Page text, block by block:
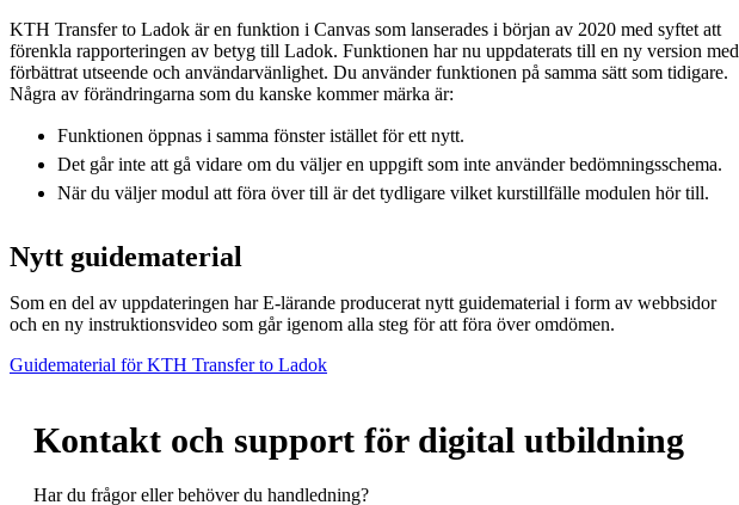
KTH Transfer to Ladok är en funktion i Canvas som lanserades i början av 2020 med syftet att
förenkla rapporteringen av betyg till Ladok. Funktionen har nu uppdaterats till en ny version med
förbättrat utseende och användarvänlighet. Du använder funktionen på samma sätt som tidigare.
Några av förändringarna som du kanske kommer märka är:
Funktionen öppnas i samma fönster istället för ett nytt.
Det går inte att gå vidare om du väljer en uppgift som inte använder bedömningsschema.
När du väljer modul att föra över till är det tydligare vilket kurstillfälle modulen hör till.
Nytt guidematerial
Som en del av uppdateringen har E-lärande producerat nytt guidematerial i form av webbsidor
och en ny instruktionsvideo som går igenom alla steg för att föra över omdömen.
Guidematerial för KTH Transfer to Ladok
Kontakt och support för digital utbildning
Har du frågor eller behöver du handledning?